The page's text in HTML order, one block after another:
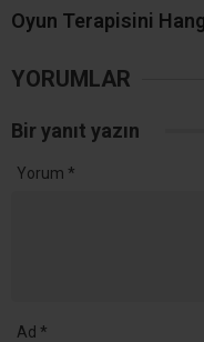
Oyun Terapisini
YORUMLAR
Bir yanıt yazın
Yorum *
Ad *